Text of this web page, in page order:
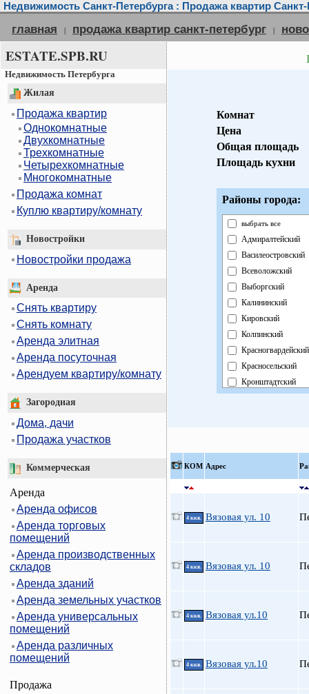
Недвижимость Санкт-Петербурга : Продажа квартир Санкт-
главная | продажа квартир санкт-петербург |
ESTATE.SPB.RU
Недвижимость Петербурга
Жилая
Продажа квартир
Однокомнатные
Двухкомнатные
Трехкомнатные
Четырехкомнатные
Многокомнатные
Продажа комнат
Куплю квартиру/комнату
Новостройки
Новостройки продажа
Аренда
Снять квартиру
Снять комнату
Аренда элитная
Аренда посуточная
Арендуем квартиру/комнату
Загородная
Дома, дачи
Продажа участков
Коммерческая
Аренда
Аренда офисов
Аренда торговых
помещений
Аренда производственных
складов
Аренда зданий
Аренда земельных участков
Аренда универсальных
помещений
Аренда различных
помещений
Продажа
Комнат
Цена
Общая площадь
Площадь кухни
Районы города:
выбрать все
Адмиралтейский
Василеостровский
Всеволожский
Выборгский
Калининский
Кировский
Колпинский
Красногвардейский
Красносельский
Кронштадтский
Петроградский
Пушкинский
КOМ Адрес
4 ккв. Вязовая ул. 10
4 ккв. Вязовая ул. 10
4 ккв. Вязовая ул.10
4 ккв. Вязовая ул.10